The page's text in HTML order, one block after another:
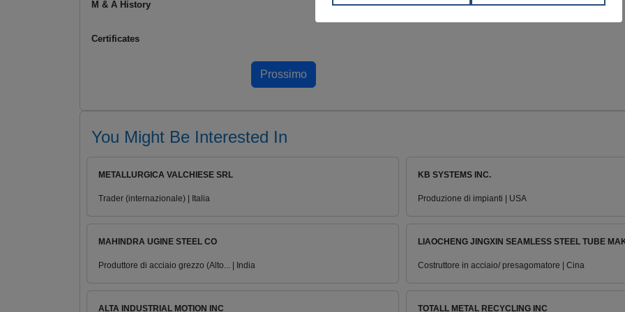
M & A History
Certificates
You Might Be Interested In
METALLURGICA VALCHIESE SRL
Trader (internazionale) | Italia
KB SYSTEMS INC.
Produzione di impianti | USA
MAHINDRA UGINE STEEL CO
Produttore di acciaio grezzo (Alto... | India
LIAOCHENG JINGXIN SEAMLESS STEEL TUBE
Costruttore in acciaio/ presagomatore | Cina
ALTA INDUSTRIAL MOTION INC TOTALL METAL RECYCLING INC